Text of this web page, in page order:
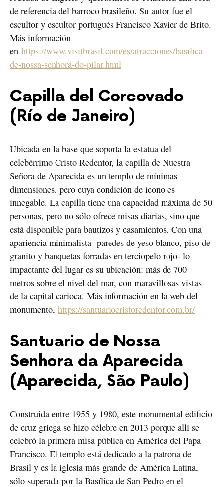
de referencia del barroco brasileño. Su autor fue el
escultor y escultor portugués Francisco Xavier de Brito.
Más información
en https://www.visitbrasil.com/es/atracciones/basilica-
de-nossa-senhora-do-pilar.html
Capilla del Corcovado
(Río de Janeiro)
Ubicada en la base que soporta la estatua del
celebérrimo Cristo Redentor, la capilla de Nuestra
Señora de Aparecida es un templo de mínimas
dimensiones, pero cuya condición de ícono es
innegable. La capilla tiene una capacidad máxima de 50
personas, pero no sólo ofrece misas diarias, sino que
está disponible para bautizos y casamientos. Con una
apariencia minimalista -paredes de yeso blanco, piso de
granito y banquetas forradas en terciopelo rojo- lo
impactante del lugar es su ubicación: más de 700
metros sobre el nivel del mar, con maravillosas vistas
de la capital carioca. Más información en la web del
monumento, https://santuariocristoredentor.com.br/
Santuario de Nossa
Senhora da Aparecida
(Aparecida, São Paulo)
Construida entre 1955 y 1980, este monumental edificio
de cruz griega se hizo célebre en 2013 porque allí se
celebró la primera misa pública en América del Papa
Francisco. El templo está dedicado a la patrona de
Brasil y es la iglesia más grande de América Latina,
sólo superada por la Basílica de San Pedro en el